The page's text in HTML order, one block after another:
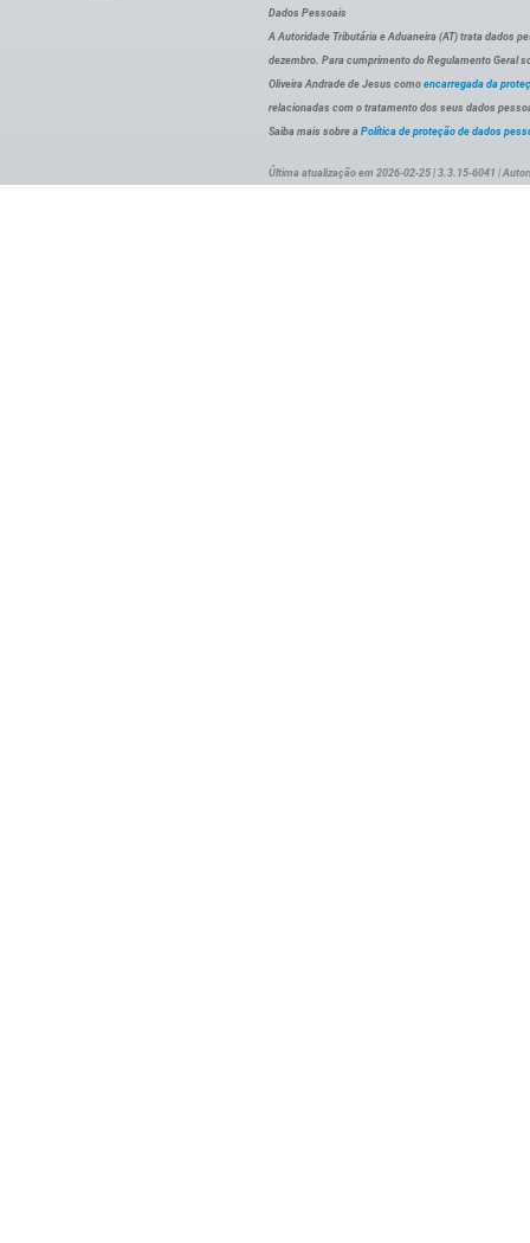
Dados Pessoais
A Autoridade Tributária e Aduaneira (AT) trata dados
dezembro. Para cumprimento do Regulamento Geral
Oliveira Andrade de Jesus como encarregada da
relacionadas com o tratamento dos seus dados
Saiba mais sobre a Política de proteção de dados
Última atualização em 2026-02-25 | 3.3.15-6041 |